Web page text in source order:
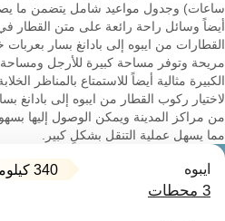
أيضاً وسائل راحة رائعة على متن القطار في
القطارات من ايبوه إلى بادانغ بسار
مريحة وتوفر مساحة كبيرة للأرجل ومساحة
الكبيرة مثالية أيضاً للاستمتاع بالمناظر
لاختيار ركوب القطار من ايبوه إلى بادانغ
من مراكز المدينة ويمكن الوصول إليها
مما يسهل عملية التنقل بشكلٍ كبير.
ايبوه 340 كيلومتر
3 محطات